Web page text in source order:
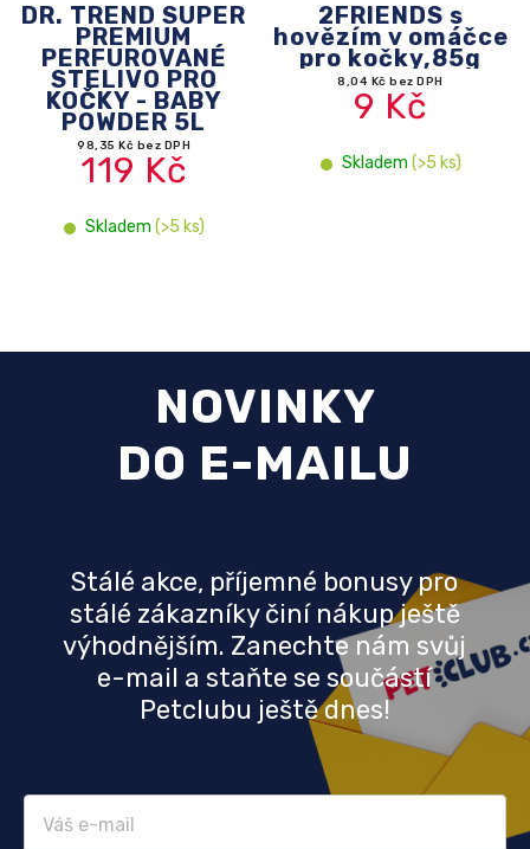
DR. TREND SUPER
PREMIUM
PERFUROVANÉ
STELIVO PRO
KOČKY - BABY
POWDER 5L
98,35 Kč bez DPH
119 Kč
Skladem (>5 ks)
2FRIENDS s
hovězím v omáčce
pro kočky,85g
8,04 Kč bez DPH
9 Kč
Skladem (>5 ks)
NOVINKY
DO E-MAILU
Stálé akce, příjemné bonusy pro
stálé zákazníky činí nákup ještě
výhodnějším. Zanechte nám svůj
e-mail a staňte se součástí
Petclubu ještě dnes!